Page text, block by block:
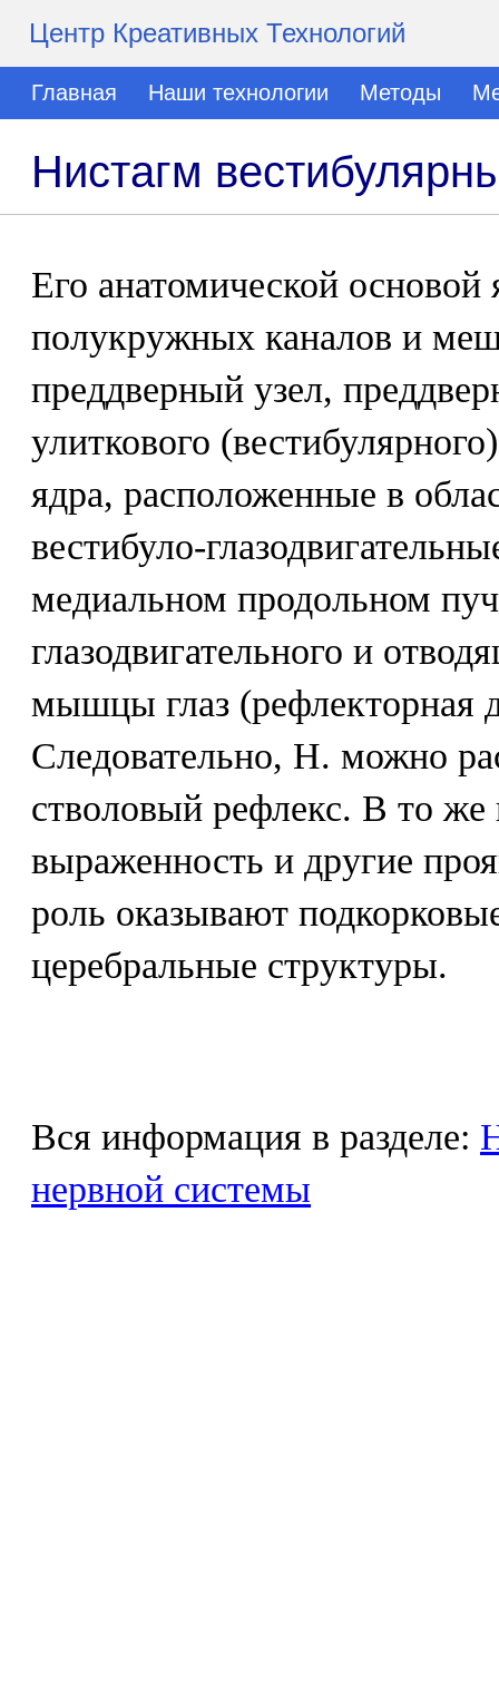
Центр Креативных Технологий
Главная Наши технологии Методы
Нистагм
Его анатомической
полукружных каналов и
преддверный узел,
улиткового
ядра, расположенные в
вестибуло-
медиальном продольном
глазодвигательного и
мышцы глаз (рефлекторная
Следовательно, Н. можно
стволовый рефлекс. В то же
выраженность и другие
роль оказывают
церебральные структуры.
Вся информация в разделе:
нервной системы